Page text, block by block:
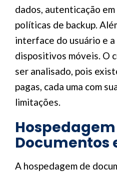
dados, autenticação
políticas de backup.
interface do usuário e
dispositivos móveis. O
ser analisado, pois
pagas, cada uma com
limitações.
Documentos
A hospedagem de